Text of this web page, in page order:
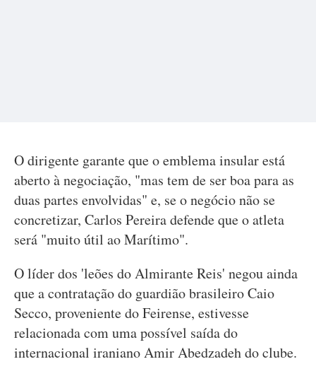
O dirigente garante que o emblema insular está
aberto à negociação, "mas tem de ser boa para as
duas partes envolvidas" e, se o negócio não se
concretizar, Carlos Pereira defende que o atleta
será "muito útil ao Marítimo".
O líder dos 'leões do Almirante Reis' negou ainda
que a contratação do guardião brasileiro Caio
Secco, proveniente do Feirense, estivesse
relacionada com uma possível saída do
internacional iraniano Amir Abedzadeh do clube.